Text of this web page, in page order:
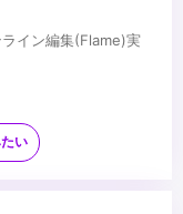
イン編集(Flame)実
実績
験
い